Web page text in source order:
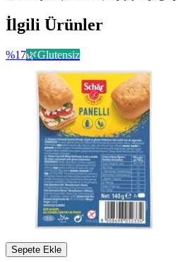
İlgili Ürünler
%17🌿Glutensiz
Sepete Ekle